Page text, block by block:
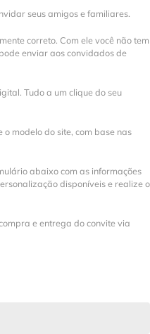
seus amigos e familiares.
correto. Com ele você não tem
enviar aos convidados de
Tudo a um clique do seu
modelo do site, com base nas
abaixo com as informações
disponíveis e realize o
e entrega do convite via